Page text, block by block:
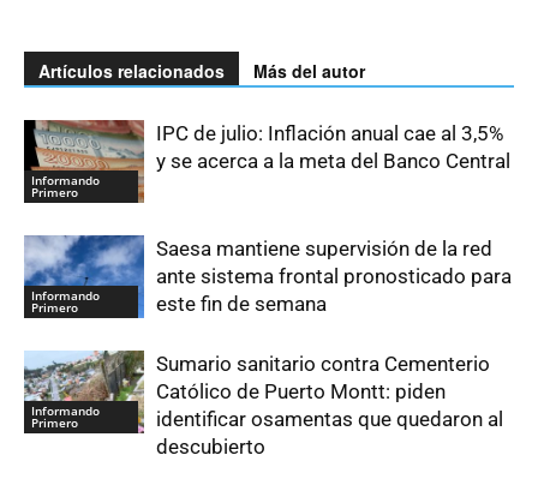
Artículos relacionados Más del autor
Informando
Primero
IPC de julio: Inflación anual cae al 3,5%
y se acerca a la meta del Banco Central
Informando
Primero
Saesa mantiene supervisión de la red
ante sistema frontal pronosticado para
este fin de semana
Informando
Primero
Sumario sanitario contra Cementerio
Católico de Puerto Montt: piden
identificar osamentas que quedaron al
descubierto